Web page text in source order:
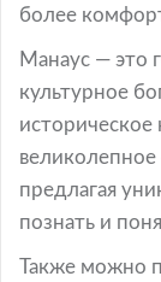
более
Манаус — это
культурное
историческое
предлагая
познать и
Также можно